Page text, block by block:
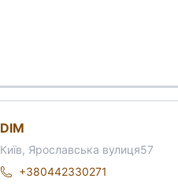
DIM
Київ, Ярославська вулиця57
+380442330271